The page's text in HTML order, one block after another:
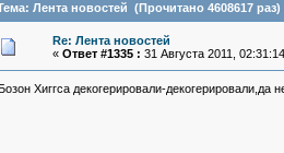
Лента новостей (Прочитано 4608617 раз)
Re: Лента новостей
« Ответ #1335 : 31 Августа 2011,
Бозон Хиггса декогерировали-декогерировали,да